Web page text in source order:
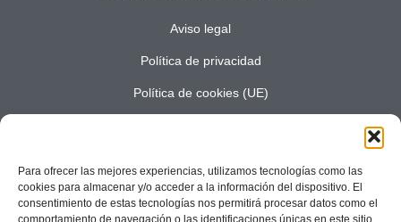
Para ofrecer las mejores experiencias, utilizamos tecnologías como las
cookies para almacenar y/o acceder a la información del dispositivo. El
consentimiento de estas tecnologías nos permitirá procesar datos como el
comportamiento de navegación o las identificaciones únicas en este sitio.
Aviso legal
Política de privacidad
Política de cookies (UE)